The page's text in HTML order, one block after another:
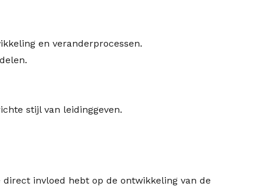
en veranderprocessen.
stijl van leidinggeven.
invloed hebt op de ontwikkeling van de